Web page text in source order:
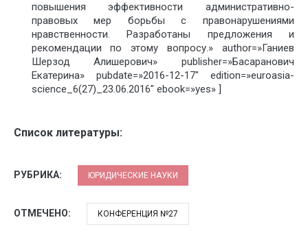
повышения эффективности административно-
правовых мер борьбы с правонарушениями
нравственности. Разработаны предложения и
рекомендации по этому вопросу.» author=»Ганиев
Шерзод Алишерович» publisher=»Басаранович
Екатерина» pubdate=»2016-12-17″ edition=»euroasia-
science_6(27)_23.06.2016″ ebook=»yes» ]
Список литературы:
РУБРИКА: ЮРИДИЧЕСКИЕ НАУКИ
ОТМЕЧЕНО: КОНФЕРЕНЦИЯ №27